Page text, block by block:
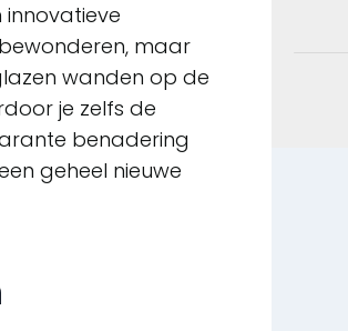
innovatieve
maar
wanden op de
je zelfs de
benadering
geheel nieuwe